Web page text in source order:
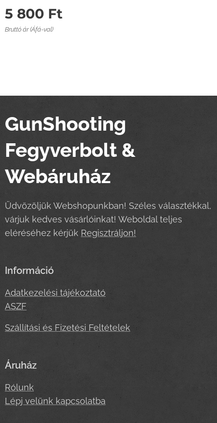
5 800 Ft
Bruttó ár (Áfá-val)
GunShooting
Fegyverbolt &
Webáruház
Üdvözöljük Webshopunkban! Széles választékkal,
várjuk kedves vásárlóinkat! Weboldal teljes
eléréséhez kérjük Regisztráljon!
Információ
Adatkezelési tájékoztató
ASZF
Szállítási és Fizetési Feltételek
Áruház
Rólunk
Lépj velünk kapcsolatba